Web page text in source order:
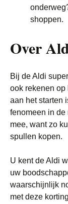
shoppen.
Over
Bij de Aldi
ook rekenen
aan het starten
fenomeen in de
mee, want zo
spullen kopen.
U kent de Aldi
uw
waarschijnlijk
met deze